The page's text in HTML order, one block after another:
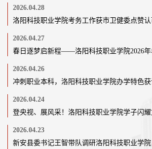
2026.04.28
洛阳科技职业学院考务工作获市卫健委点赞认
2026.04.27
春日逐梦启新程——洛阳科技职业学院2026年
2026.04.26
冲刺职业本科，洛阳科技职业学院办学特色获
2026.04.24
登央视、展风采！洛阳科技职业学院学子闪
2026.04.23
新安县委书记王智带队调研洛阳科技职业学